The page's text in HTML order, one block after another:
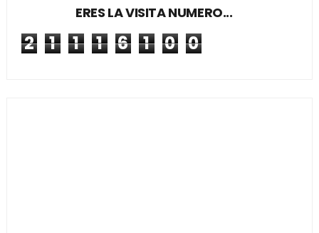
ERES LA VISITA NUMERO...
2 1 1 1 6 1 0 0